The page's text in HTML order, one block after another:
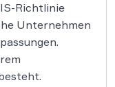
Richtlinie
Unternehmen